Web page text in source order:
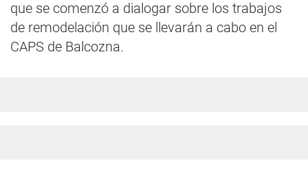
que se comenzó a dialogar sobre los trabajos
de remodelación que se llevarán a cabo en el
CAPS de Balcozna.